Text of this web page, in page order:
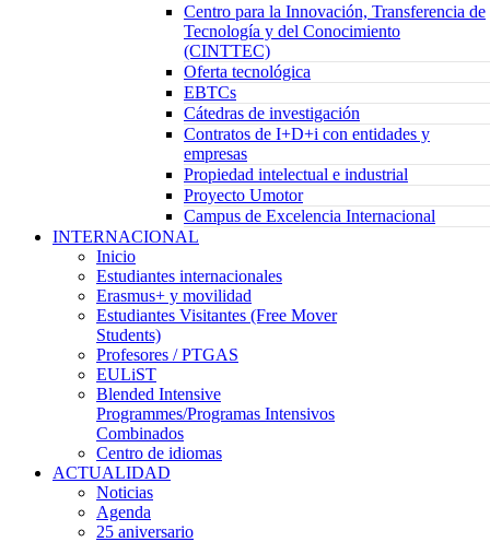
Centro para la Innovación, Transferencia de
Tecnología y del Conocimiento
(CINTTEC)
Oferta tecnológica
EBTCs
Cátedras de investigación
Contratos de I+D+i con entidades y
empresas
Propiedad intelectual e industrial
Proyecto Umotor
Campus de Excelencia Internacional
INTERNACIONAL
Inicio
Estudiantes internacionales
Erasmus+ y movilidad
Estudiantes Visitantes (Free Mover
Students)
Profesores / PTGAS
EULiST
Blended Intensive
Programmes/Programas Intensivos
Combinados
Centro de idiomas
ACTUALIDAD
Noticias
Agenda
25 aniversario